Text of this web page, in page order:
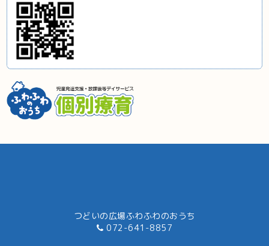
つどいの広場ふわふわのおうち
072-641-8857